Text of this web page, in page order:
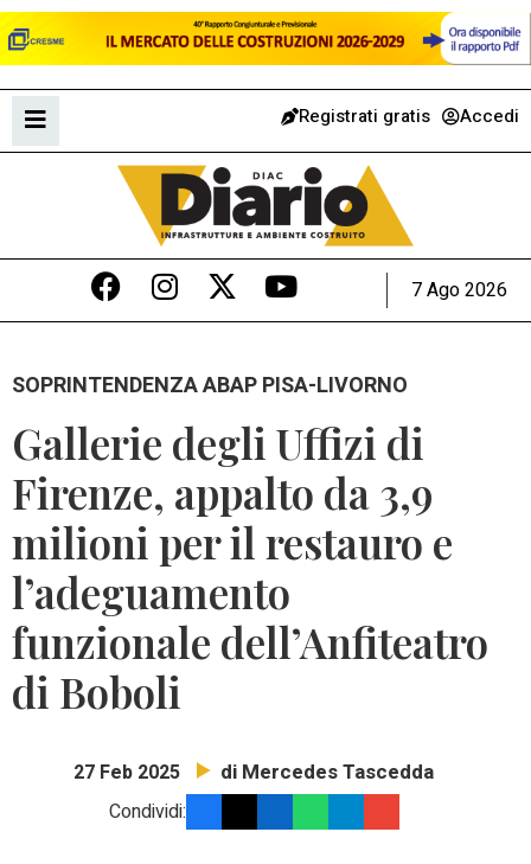
Registrati gratis Accedi
7 Ago 2026
SOPRINTENDENZA ABAP PISA-LIVORNO
Gallerie degli Uffizi di
Firenze, appalto da 3,9
milioni per il restauro e
l’adeguamento
funzionale dell’Anfiteatro
di Boboli
27 Feb 2025 di Mercedes Tascedda
Condividi: